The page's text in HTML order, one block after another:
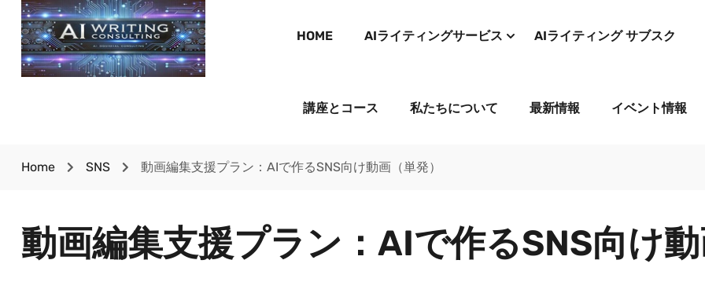
HOME AIライティングサービス AIライティング サブスク
講座とコース 私たちについて 最新情報 イベント情報
Home SNS 動画編集支援プラン：AIで作るSNS向け動画（単発）
動画編集支援プラン：AIで作るSNS向け動